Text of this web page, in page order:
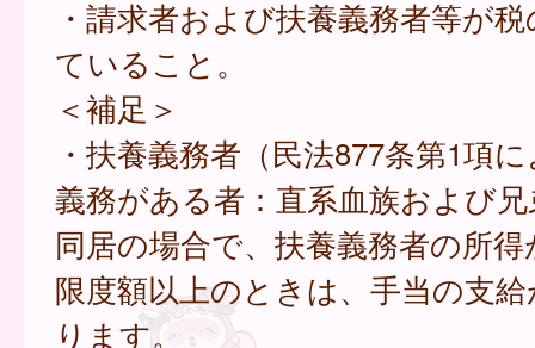
・請求者および扶養義務者等が
ていること。
＜補足＞
・扶養義務者（民法877条第1項
義務がある者：直系血族および
同居の場合で、扶養義務者の所
限度額以上のときは、手当の支
ります。